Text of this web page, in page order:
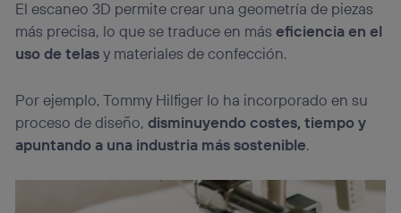
El escaneo 3D permite crear una geometría de piezas
más precisa, lo que se traduce en máseficiencia en el
uso de telasy materiales de confección.
Por ejemplo, Tommy Hilfiger lo ha incorporado en su
proceso de diseño, disminuyendo costes, tiempo y
apuntando a una industria más sostenible.